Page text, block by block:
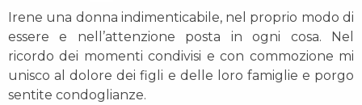
Irene una donna indimenticabile, nel proprio modo di
essere e nell’attenzione posta in ogni cosa. Nel
ricordo dei momenti condivisi e con commozione mi
unisco al dolore dei figli e delle loro famiglie e porgo
sentite condoglianze.